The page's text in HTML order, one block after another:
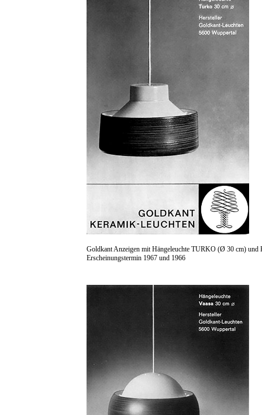
Goldkant Anzeigen mit Hängeleuchte TURKO (Ø 30 cm)
Erscheinungstermin 1967 und 1966